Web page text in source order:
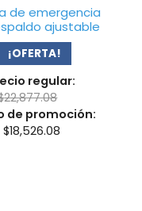
de emergencia
ajustable
¡OFERTA!
regular:
22,877.08
de promoción:
$18,526.08